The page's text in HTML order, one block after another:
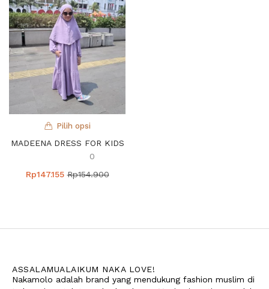
Pilih opsi
MADEENA DRESS FOR KIDS
0
Rp147.155 Rp154.900
ASSALAMUALAIKUM NAKA LOVE!
Nakamolo adalah brand yang mendukung fashion muslim di